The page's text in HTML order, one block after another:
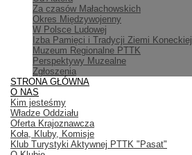
Za czasów Małachowskich
Okres Międzywojenny
W Polsce Ludowej
Izba Pamięci i Tradycji Ziemi Koneckiej
Muzeum Regionalne PTTK
Perspektywy Muzealne
Zgłoszenia
STRONA GŁÓWNA
O NAS
Kim jesteśmy
Władze Oddziału
Oferta Krajoznawcza
Koła, Kluby, Komisje
Klub Turystyki Aktywnej PTTK "Pasat"